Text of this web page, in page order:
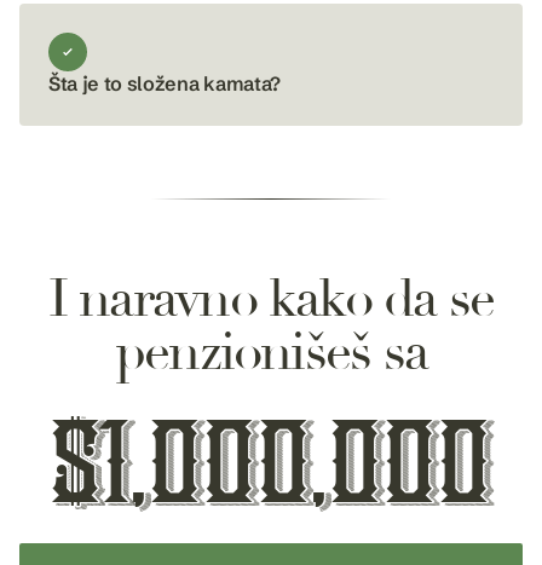
Šta je to složena kamata?
I naravno kako da se
penzionišeš sa
$1,000,000